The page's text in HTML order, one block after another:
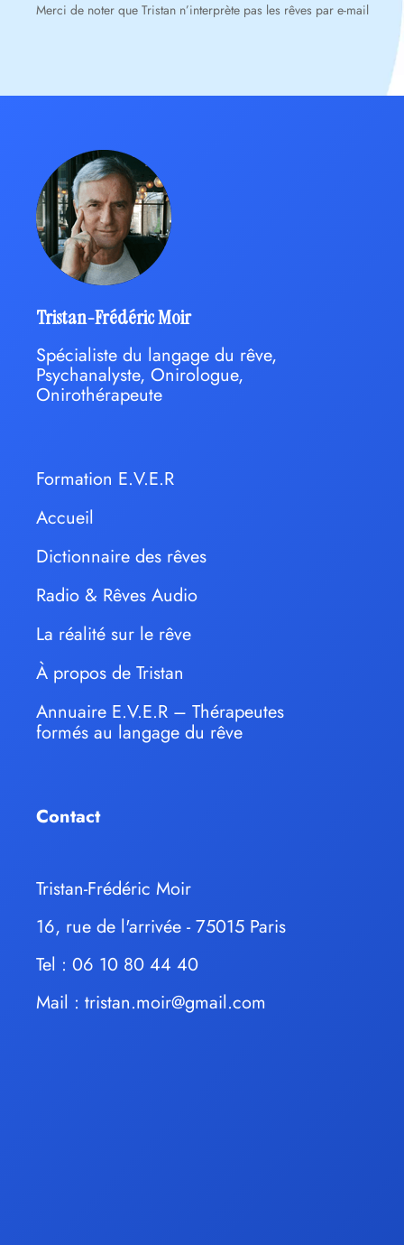
Merci de noter que Tristan n’interprète pas les rêves par e-mail
Tristan-Frédéric Moir
Spécialiste du langage du rêve,
Psychanalyste, Onirologue,
Onirothérapeute
Formation E.V.E.R
Accueil
Dictionnaire des rêves
Radio & Rêves Audio
La réalité sur le rêve
À propos de Tristan
Annuaire E.V.E.R – Thérapeutes
formés au langage du rêve
Contact
Tristan-Frédéric Moir
16, rue de l'arrivée - 75015 Paris
Tel : 06 10 80 44 40
Mail : tristan.moir@gmail.com